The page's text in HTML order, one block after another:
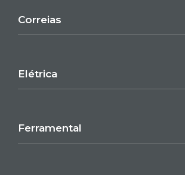
Correias
Elétrica
Ferramental